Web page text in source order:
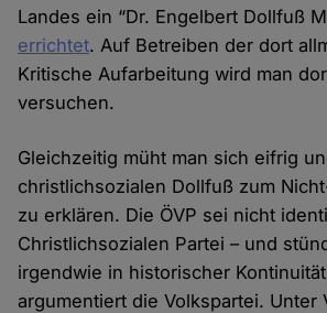
Landes ein “Dr. Engelbert Dollfuß
errichtet. Auf Betreiben der dort
Kritische Aufarbeitung wird man
versuchen.
Gleichzeitig müht man sich eifrig
christlichsozialen Dollfuß zum
zu erklären. Die ÖVP sei nicht
Christlichsozialen Partei – und
irgendwie in historischer
argumentiert die Volkspartei. Unter